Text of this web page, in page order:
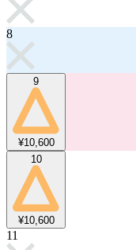
8
9
¥10,600
10
¥10,600
11